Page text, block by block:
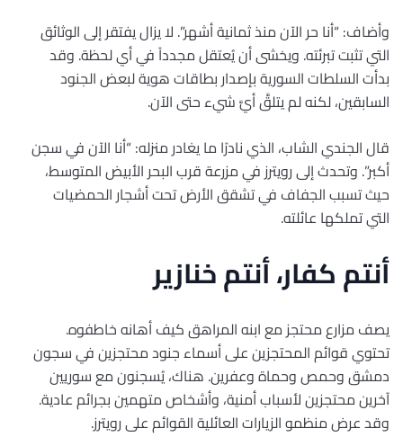
وأضاف: “أنا حر الآن منذ ثمانية أشهر”. لا يزال يفتقر إلى الوثائق
التي تثبت تبرئته. ويخشى أن يُعتقل مجدداً في أي لحظة. وقد
بدأت السلطات السورية بإصدار بطاقات هوية لبعض الجنود
السابقين، لكنه لم يتلقَّ أيَّ شيء حتى الآن.
قال الجندي الشاب، الذي نادرًا ما يغادر منزله: “أنا الآن في سجن
أكبر”. وتحدث إلى رويترز في مزرعة قرب البحر الأبيض المتوسط،
حيث تسبب الجفاف في تشقق الأرض تحت أشجار الحمضيات
التي تملكها عائلته.
أنتم كفار، أنتم خنازير
يصف مزارع محتجز مع ابنه المراهق كيف أهانه خاطفوه.
تحتوي قوائم المحتجزين على أسماء جنود محتجزين في سجون
دمشق وحمص وحماة وعفرين. هناك، يُسجنون مع سوريين
آخرين محتجزين لأسباب أمنية، وأشخاص متهمين بجرائم عادية.
وقد عرض منظمو الزيارات العائلية القوائم على رويترز.